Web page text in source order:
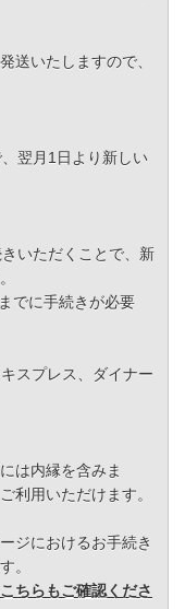
送いたしますので、
翌月1日より新しい
いただくことで、新
でに手続きが必要
スプレス、ダイナー
は内縁を含みま
利用いただけます。
ジにおけるお手続き
。
ちらもご確認くださ